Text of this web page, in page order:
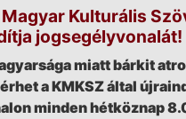
Kulturális
jogsegélyvonalát!
miatt bárkit
a KMKSZ által
minden hétköznap